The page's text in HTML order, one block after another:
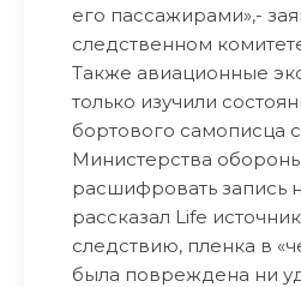
его пассажирами»,-
следственном
Также авиационные
только изучили
бортового самописца с
Министерства
расшифровать запись
рассказал Life
следствию, пленка в
была повреждена ни